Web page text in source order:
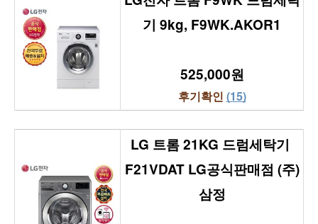
기 9kg, F9WK.AKOR1
525,000원
후기확인 (15)
LG 트롬 21KG 드럼세탁기
F21VDAT LG공식판매점 (주)
삼정